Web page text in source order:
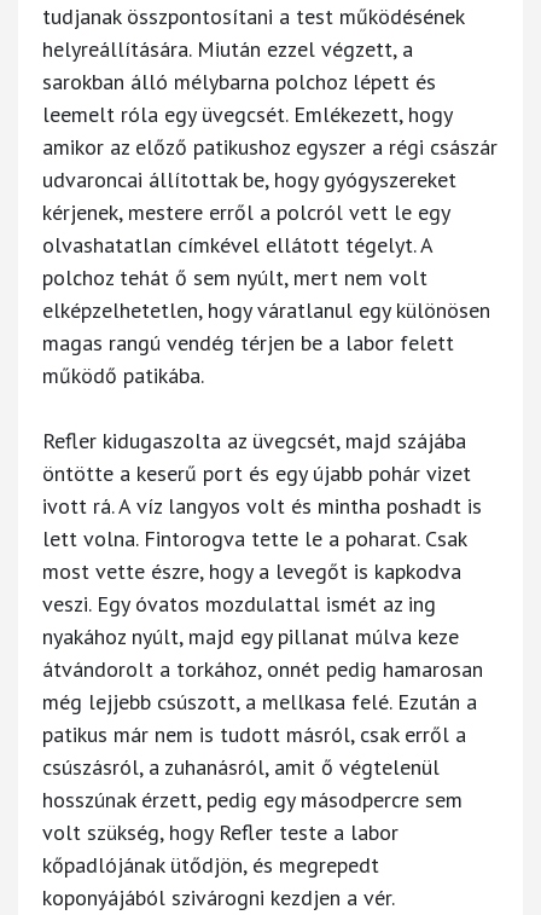
tudjanak összpontosítani a test működésének
helyreállítására. Miután ezzel végzett, a
sarokban álló mélybarna polchoz lépett és
leemelt róla egy üvegcsét. Emlékezett, hogy
amikor az előző patikushoz egyszer a régi császár
udvaroncai állítottak be, hogy gyógyszereket
kérjenek, mestere erről a polcról vett le egy
olvashatatlan címkével ellátott tégelyt. A
polchoz tehát ő sem nyúlt, mert nem volt
elképzelhetetlen, hogy váratlanul egy különösen
magas rangú vendég térjen be a labor felett
működő patikába.
Refler kidugaszolta az üvegcsét, majd szájába
öntötte a keserű port és egy újabb pohár vizet
ivott rá. A víz langyos volt és mintha poshadt is
lett volna. Fintorogva tette le a poharat. Csak
most vette észre, hogy a levegőt is kapkodva
veszi. Egy óvatos mozdulattal ismét az ing
nyakához nyúlt, majd egy pillanat múlva keze
átvándorolt a torkához, onnét pedig hamarosan
még lejjebb csúszott, a mellkasa felé. Ezután a
patikus már nem is tudott másról, csak erről a
csúszásról, a zuhanásról, amit ő végtelenül
hosszúnak érzett, pedig egy másodpercre sem
volt szükség, hogy Refler teste a labor
kőpadlójának ütődjön, és megrepedt
koponyájából szivárogni kezdjen a vér.